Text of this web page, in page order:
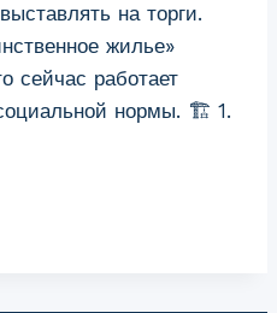
на торги.
жилье»
сейчас работает
нормы. 🏗 1.